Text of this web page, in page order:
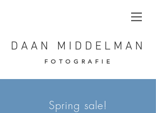
DAAN MIDDELMAN
FOTOGRAFIE
Spring sale!